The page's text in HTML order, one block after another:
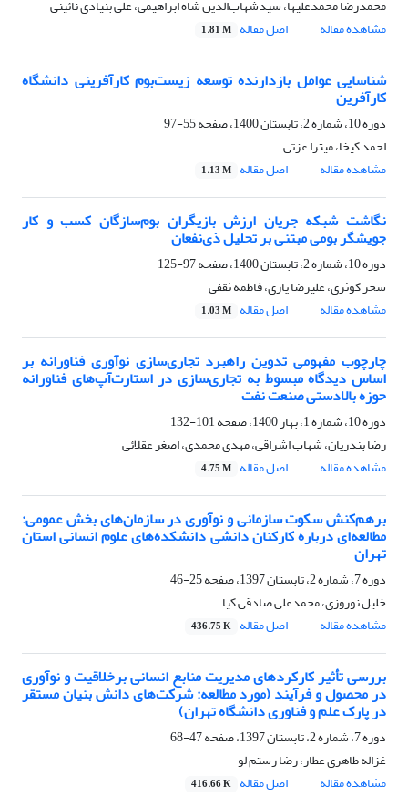
محمدرضا محمدعلیها، سیدشهاب‌الدین شاه ابراهیمی، علی بنیادی نائینی
مشاهده مقاله
اصل مقاله 1.81 M
شناسایی عوامل بازدارنده توسعه زیست‌بوم ‌کارآفرینی دانشگاه
کارآفرین
دوره 10، شماره 2، تابستان 1400، صفحه
55-97
احمد کیخا، میترا عزتی
مشاهده مقاله
اصل مقاله 1.13 M
نگاشت شبکه جریان ارزش بازیگران بوم‌سازگان کسب و کار
جویشگر بومی مبتنی بر تحلیل ذی‌نفعان
دوره 10، شماره 2، تابستان 1400، صفحه
97-125
سحر کوثری، علیرضا یاری، فاطمه ثقفی
مشاهده مقاله
اصل مقاله 1.03 M
چارچوب مفهومی تدوین راهبرد تجاری‌سازی نوآوری فناورانه بر
اساس دیدگاه مبسوط به تجاری‌سازی در استارت‌آپ‌های فناورانه
حوزه بالادستی صنعت نفت
دوره 10، شماره 1، بهار 1400، صفحه
101-132
رضا بندریان، شهاب اشراقی، مهدی محمدی، اصغر عقلائی
مشاهده مقاله
اصل مقاله 4.75 M
برهم‌کنش سکوت سازمانی و نوآوری در سازمان‌های بخش عمومی:
مطالعه‌ای درباره کارکنان دانشی دانشکده‌های علوم انسانی استان
تهران
دوره 7، شماره 2، تابستان 1397، صفحه
25-46
خلیل نوروزی، محمدعلی صادقی کیا
مشاهده مقاله
اصل مقاله 436.75 K
بررسی تأثیر کارکردهای مدیریت منابع انسانی برخلاقیت و نوآوری
در محصول و فرآیند (مورد مطالعه: شرکت‌های دانش بنیان مستقر
در پارک علم و فناوری دانشگاه تهران)
دوره 7، شماره 2، تابستان 1397، صفحه
47-68
غزاله طاهری عطار، رضا رستم لو
مشاهده مقاله
اصل مقاله 416.66 K